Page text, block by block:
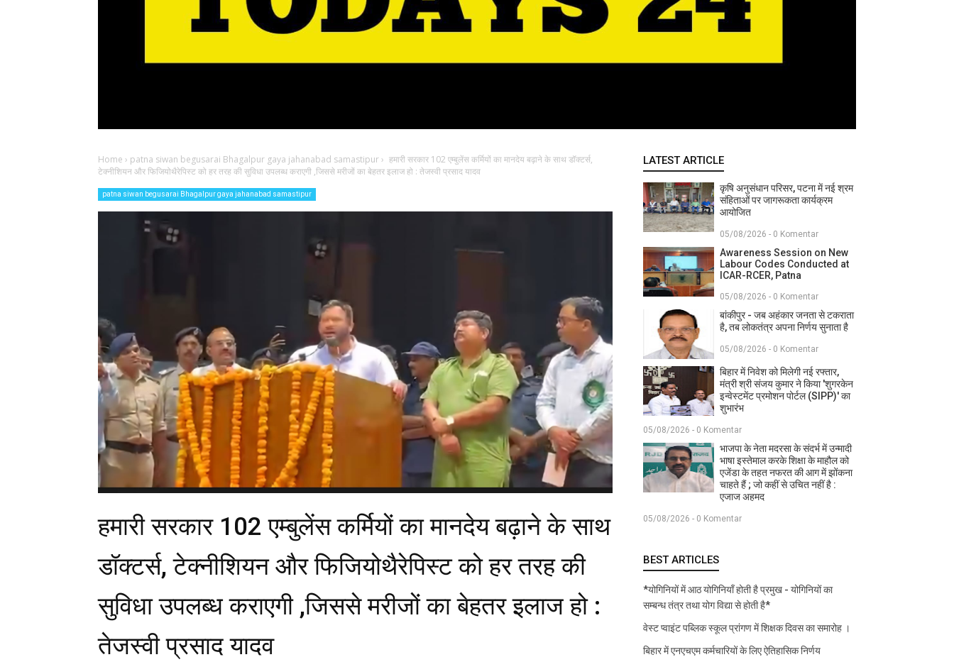
Home › patna siwan begusarai Bhagalpur gaya jahanabad samastipur› हमारी सरकार 102 एम्बुलेंस कर्मियों का मानदेय बढ़ाने के साथ डॉक्टर्स,
टेक्नीशियन और फिजियोथैरेपिस्ट को हर तरह की सुविधा उपलब्ध कराएगी ,जिससे मरीजों का बेहतर इलाज हो : तेजस्वी प्रसाद यादव
patna siwan begusarai Bhagalpur gaya jahanabad samastipur
हमारी सरकार 102 एम्बुलेंस कर्मियों का मानदेय बढ़ाने के साथ
डॉक्टर्स, टेक्नीशियन और फिजियोथैरेपिस्ट को हर तरह की
सुविधा उपलब्ध कराएगी ,जिससे मरीजों का बेहतर इलाज हो :
तेजस्वी प्रसाद यादव
LATEST ARTICLE
कृषि अनुसंधान परिसर, पटना में नई श्रम
संहिताओं पर जागरूकता कार्यक्रम
आयोजित
05/08/2026 - 0 Komentar
Awareness Session on New
Labour Codes Conducted at
ICAR-RCER, Patna
05/08/2026 - 0 Komentar
बांकीपुर - जब अहंकार जनता से टकराता
है, तब लोकतंत्र अपना निर्णय सुनाता है
05/08/2026 - 0 Komentar
बिहार में निवेश को मिलेगी नई रफ्तार,
मंत्री श्री संजय कुमार ने किया 'शुगरकेन
इन्वेस्टमेंट प्रमोशन पोर्टल (SIPP)' का
शुभारंभ
05/08/2026 - 0 Komentar
भाजपा के नेता मदरसा के संदर्भ में उन्मादी
भाषा इस्तेमाल करके शिक्षा के माहौल को
एजेंडा के तहत नफरत की आग में झोंकना
चाहते हैं ; जो कहीं से उचित नहीं है :
एजाज अहमद
05/08/2026 - 0 Komentar
BEST ARTICLES
*योगिनियों में आठ योगिनियाँ होती है प्रमुख - योगिनियों का
सम्बन्ध तंत्र तथा योग विद्या से होती है*
वेस्ट प्वाइंट पब्लिक स्कूल प्रांगण में शिक्षक दिवस का समारोह ।
बिहार में एनएचएम कर्मचारियों के लिए ऐतिहासिक निर्णय